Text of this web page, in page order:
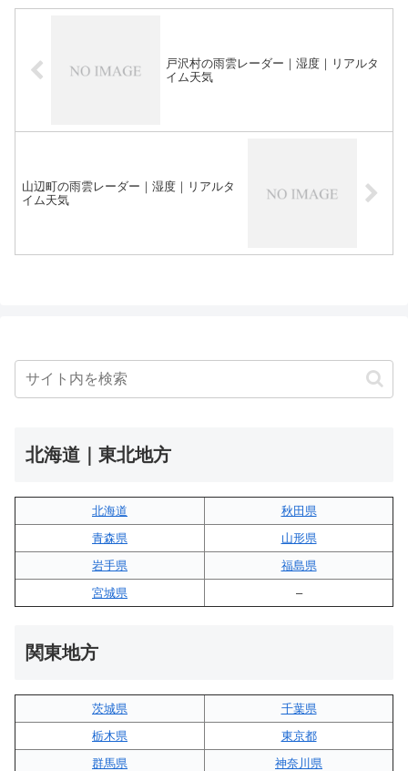
戸沢村の雨雲レーダー｜湿度｜リアルタ
イム天気
山辺町の雨雲レーダー｜湿度｜リアルタ
イム天気
北海道｜東北地方
北海道
秋田県
青森県
山形県
岩手県
福島県
宮城県
–
関東地方
茨城県
千葉県
栃木県
東京都
群馬県
神奈川県